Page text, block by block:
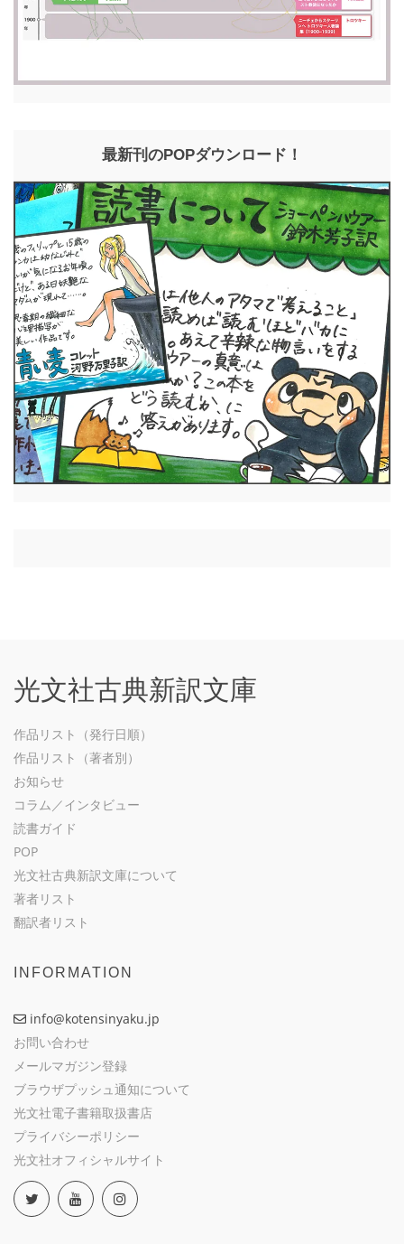
最新刊のPOPダウンロード！
光文社古典新訳文庫
作品リスト（発行日順）
作品リスト（著者別）
お知らせ
コラム／インタビュー
読書ガイド
POP
光文社古典新訳文庫について
著者リスト
翻訳者リスト
INFORMATION
info@kotensinyaku.jp
お問い合わせ
メールマガジン登録
ブラウザプッシュ通知について
光文社電子書籍取扱書店
プライバシーポリシー
光文社オフィシャルサイト